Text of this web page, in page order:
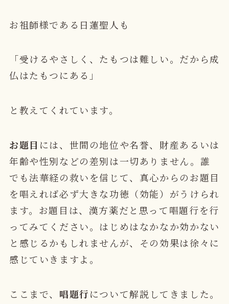
お祖師様である日蓮聖人も
「受けるやさしく、たもつは難しい。だから成
仏はたもつにある」
と教えてくれています。
お題目 には、世間の地位や名誉、財産あるいは
年齢や性別などの差別は一切ありません。誰
でも法華経の救いを信じて、真心からのお題目
を唱えれば必ず大きな功徳（効能）がうけられ
ます。お題目は、漢方薬だと思って唱題行を行
ってみてください。 はじめはなかなか効かない
と感じるかもしれませんが、その効果は徐々に
感じていきますよ 。
ここまで、 唱題行について解説してきました。